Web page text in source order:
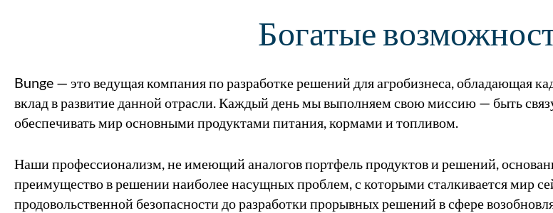
Богатые
Bunge — это ведущая компания по разработке решений для агробизнеса, обладающая
вклад в развитие данной отрасли. Каждый день мы выполняем свою миссию — быть
обеспечивать мир основными продуктами питания, кормами и топливом.
Наши профессионализм, не имеющий аналогов портфель продуктов и решений,
преимущество в решении наиболее насущных проблем, с которыми сталкивается мир
продовольственной безопасности до разработки прорывных решений в сфере